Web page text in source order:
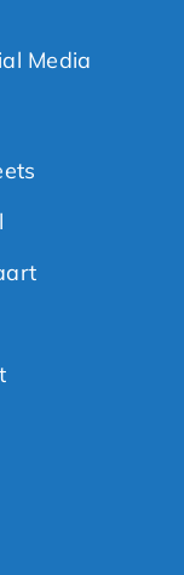
Media